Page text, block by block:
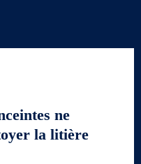
ne
la litière